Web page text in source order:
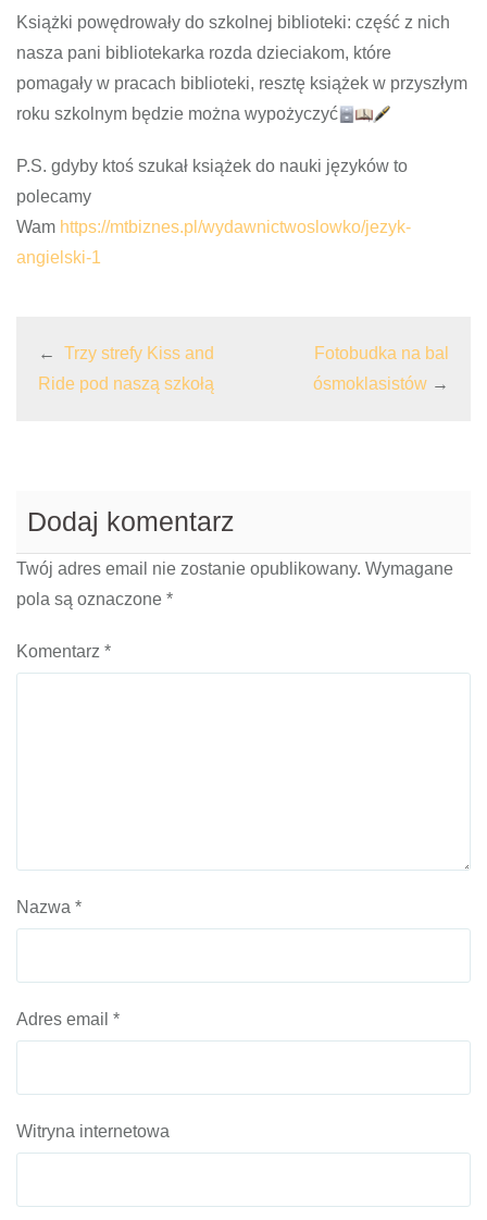
Książki powędrowały do szkolnej biblioteki: część z nich
nasza pani bibliotekarka rozda dzieciakom, które
pomagały w pracach biblioteki, resztę książek w przyszłym
roku szkolnym będzie można wypożyczyć
P.S. gdyby ktoś szukał książek do nauki języków to
polecamy
Wam https://mtbiznes.pl/wydawnictwoslowko/jezyk-
angielski-1
←
Trzy strefy Kiss and
Ride pod naszą szkołą
Fotobudka na bal
ósmoklasistów →
Dodaj komentarz
Twój adres email nie zostanie opublikowany. Wymagane
pola są oznaczone *
Komentarz *
Nazwa *
Adres email *
Witryna internetowa